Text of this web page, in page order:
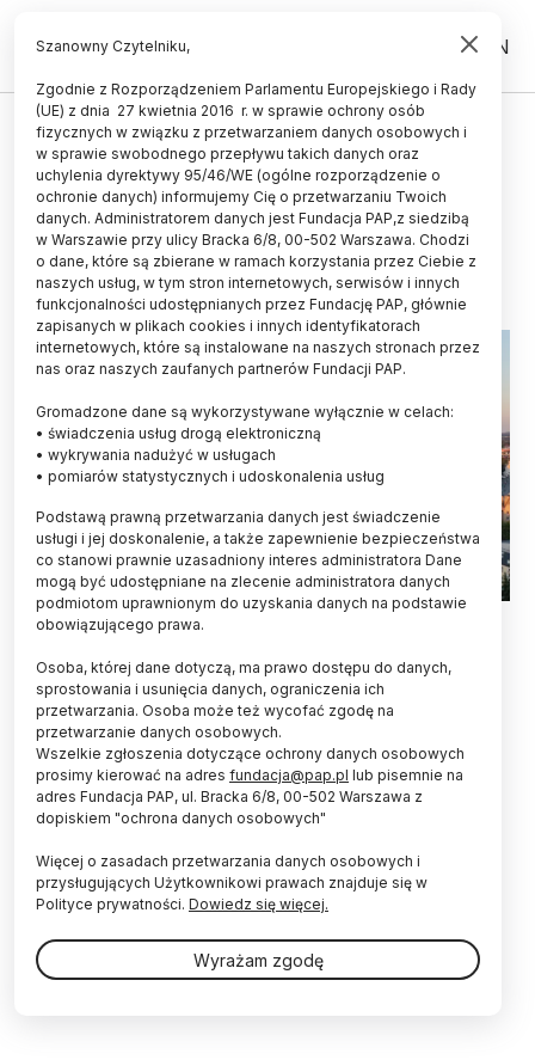
PL EN
UCZELNIE I INSTYTUCJE
W Nysie powstaje Centrum
Aktywności Studenckiej
02.05.2026
aktualizacja: 02.05.2026
1 minuta czytania
Fot. Adobe Stock
W czwartek władze samorządu województwa
opolskiego podpisały umowę z Państwową
Akademią Nauk Stosowanych w Nysie o
przekazaniu z funduszy unijnych ponad 4,6 mln
złotych na budowę przez uczelnię Centrum
Aktywności Studenckiej.
Jak poinformowało biuro prasowe opolskiego
urzędu marszałkowskiego, całkowity koszt projektu
to ponad 5,5 mln zł. Dzięki dotacji ze środków UE,
powstanie Centrum Aktywności Studenckiej, z
którego korzystać będą mogli także mieszkańcy
Szanowny Czytelniku,
Zgodnie z Rozporządzeniem Parlamentu Europejskiego i Rady
(UE) z dnia 27 kwietnia 2016 r. w sprawie ochrony osób
fizycznych w związku z przetwarzaniem danych osobowych i
w sprawie swobodnego przepływu takich danych oraz
uchylenia dyrektywy 95/46/WE (ogólne rozporządzenie o
ochronie danych) informujemy Cię o przetwarzaniu Twoich
danych. Administratorem danych jest Fundacja PAP,z siedzibą
w Warszawie przy ulicy Bracka 6/8, 00-502 Warszawa. Chodzi
o dane, które są zbierane w ramach korzystania przez Ciebie z
naszych usług, w tym stron internetowych, serwisów i innych
funkcjonalności udostępnianych przez Fundację PAP, głównie
zapisanych w plikach cookies i innych identyfikatorach
internetowych, które są instalowane na naszych stronach przez
nas oraz naszych zaufanych partnerów Fundacji PAP.
Gromadzone dane są wykorzystywane wyłącznie w celach:
• świadczenia usług drogą elektroniczną
• wykrywania nadużyć w usługach
• pomiarów statystycznych i udoskonalenia usług
Podstawą prawną przetwarzania danych jest świadczenie
usługi i jej doskonalenie, a także zapewnienie bezpieczeństwa
co stanowi prawnie uzasadniony interes administratora Dane
mogą być udostępniane na zlecenie administratora danych
podmiotom uprawnionym do uzyskania danych na podstawie
obowiązującego prawa.
Osoba, której dane dotyczą, ma prawo dostępu do danych,
sprostowania i usunięcia danych, ograniczenia ich
przetwarzania. Osoba może też wycofać zgodę na
przetwarzanie danych osobowych.
Wszelkie zgłoszenia dotyczące ochrony danych osobowych
prosimy kierować na adres fundacja@pap.pl lub pisemnie na
adres Fundacja PAP, ul. Bracka 6/8, 00-502 Warszawa z
dopiskiem "ochrona danych osobowych"
Więcej o zasadach przetwarzania danych osobowych i
przysługujących Użytkownikowi prawach znajduje się w
Polityce prywatności. Dowiedz się więcej.
Wyrażam zgodę